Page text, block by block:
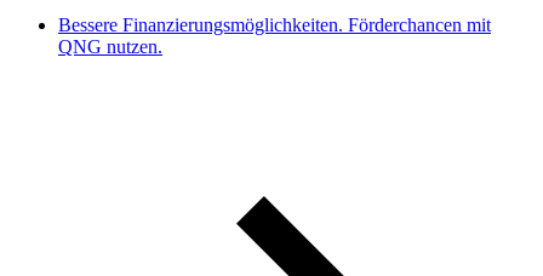
Bessere Finanzierungsmöglichkeiten. Förderchancen mit
QNG nutzen.